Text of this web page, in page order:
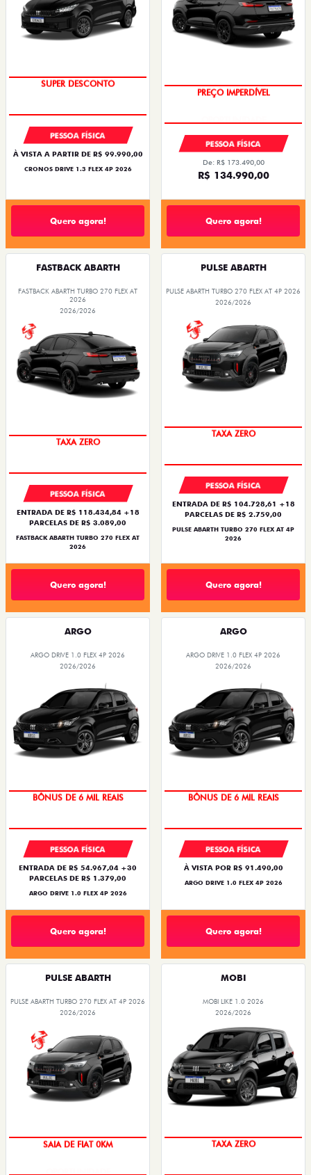
SUPER DESCONTO
PESSOA FÍSICA
À VISTA A PARTIR DE R$ 99.990,00
CRONOS DRIVE 1.3 FLEX 4P 2026
Quero agora!
PREÇO IMPERDÍVEL
PESSOA FÍSICA
De: R$ 173.490,00
R$ 134.990,00
Quero agora!
FASTBACK ABARTH
FASTBACK ABARTH TURBO 270 FLEX AT
2026
2026/2026
TAXA ZERO
PESSOA FÍSICA
ENTRADA DE R$ 118.434,84 +18
PARCELAS DE R$ 3.089,00
FASTBACK ABARTH TURBO 270 FLEX AT
2026
Quero agora!
PULSE ABARTH
PULSE ABARTH TURBO 270 FLEX AT 4P 2026
2026/2026
TAXA ZERO
PESSOA FÍSICA
ENTRADA DE R$ 104.728,61 +18
PARCELAS DE R$ 2.759,00
PULSE ABARTH TURBO 270 FLEX AT 4P
2026
Quero agora!
ARGO
ARGO DRIVE 1.0 FLEX 4P 2026
2026/2026
BÔNUS DE 6 MIL REAIS
PESSOA FÍSICA
ENTRADA DE R$ 54.967,04 +30
PARCELAS DE R$ 1.379,00
ARGO DRIVE 1.0 FLEX 4P 2026
Quero agora!
ARGO
ARGO DRIVE 1.0 FLEX 4P 2026
2026/2026
BÔNUS DE 6 MIL REAIS
PESSOA FÍSICA
À VISTA POR R$ 91.490,00
ARGO DRIVE 1.0 FLEX 4P 2026
Quero agora!
PULSE ABARTH
PULSE ABARTH TURBO 270 FLEX AT 4P 2026
2026/2026
SAIA DE FIAT 0KM
MOBI
MOBI LIKE 1.0 2026
2026/2026
TAXA ZERO